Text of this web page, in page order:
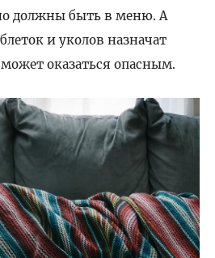
должны быть в меню. А
и уколов назначат
оказаться опасным.